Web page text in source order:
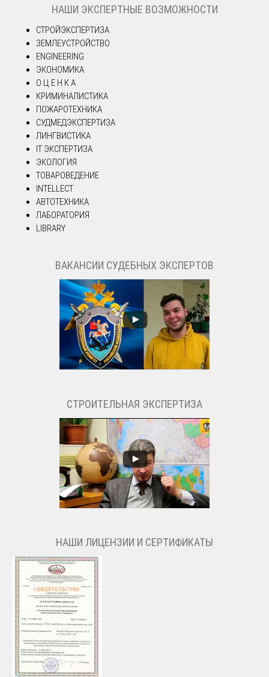
НАШИ ЭКСПЕРТНЫЕ ВОЗМОЖНОСТИ
СТРОЙЭКСПЕРТИЗА
ЗЕМЛЕУСТРОЙСТВО
ENGINEERING
ЭКОНОМИКА
О Ц Е Н К А
КРИМИНАЛИСТИКА
ПОЖАРОТЕХНИКА
СУДМЕДЭКСПЕРТИЗА
ЛИНГВИСТИКА
IT ЭКСПЕРТИЗА
ЭКОЛОГИЯ
ТОВАРОВЕДЕНИЕ
INTELLECT
АВТОТЕХНИКА
ЛАБОРАТОРИЯ
LIBRARY
ВАКАНСИИ СУДЕБНЫХ ЭКСПЕРТОВ
СТРОИТЕЛЬНАЯ ЭКСПЕРТИЗА
НАШИ ЛИЦЕНЗИИ И СЕРТИФИКАТЫ